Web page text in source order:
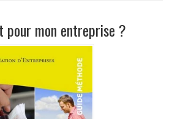
pour mon entreprise ?